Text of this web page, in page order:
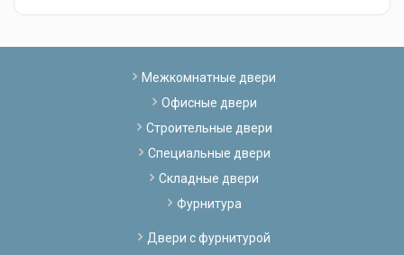
Межкомнатные двери
Офисные двери
Строительные двери
Специальные двери
Складные двери
Фурнитура
Двери с фурнитурой